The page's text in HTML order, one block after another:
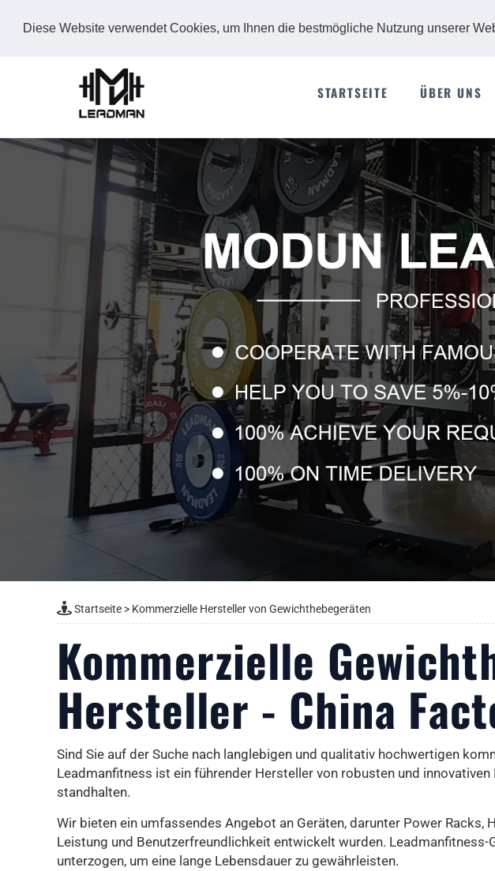
Diese Website verwendet Cookies, um Ihnen die bestmögliche Nutzung unserer
STARTSEITE ÜBER UNS
Startseite> Kommerzielle Hersteller von Gewichthebegeräten
Kommerzielle
Hersteller - China
Sind Sie auf der Suche nach langlebigen und qualitativ hochwertigen
Leadmanfitness ist ein führender Hersteller von robusten und
standhalten.
Wir bieten ein umfassendes Angebot an Geräten, darunter Power
Leistung und Benutzerfreundlichkeit entwickelt wurden.
unterzogen, um eine lange Lebensdauer zu gewährleisten.